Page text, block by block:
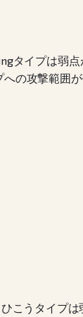
タイプは弱点
の攻撃範囲
こうタイプは